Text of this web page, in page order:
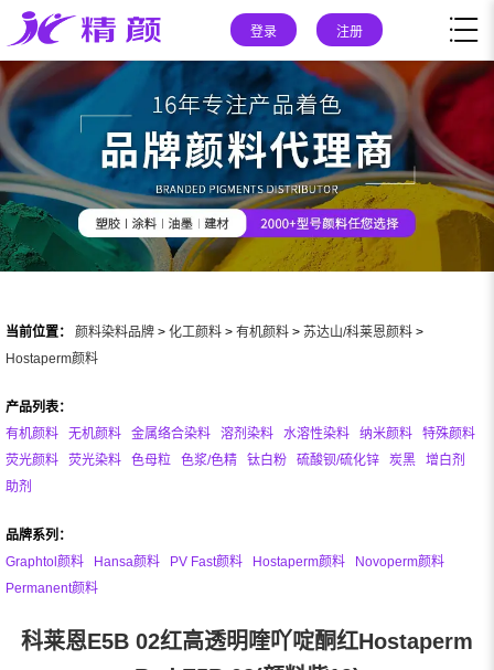
登录 注册
当前位置： 颜料染料品牌 > 化工颜料 > 有机颜料 > 苏达山/科莱恩颜料 >
Hostaperm颜料
产品列表：
有机颜料
无机颜料 金属络合染料 溶剂染料 水溶性染料 纳米颜料
特殊颜料
荧光颜料
荧光染料 色母粒 色浆/色精 钛白粉 硫酸钡/硫化锌 炭黑
增白剂
助剂
品牌系列：
Graphtol颜料
Hansa颜料 PV Fast颜料 Hostaperm颜料
Novoperm颜料
Permanent颜料
科莱恩E5B 02红高透明喹吖啶酮红Hostaperm